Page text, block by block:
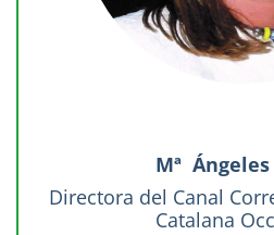
Mª
Directora del Canal
Catalana